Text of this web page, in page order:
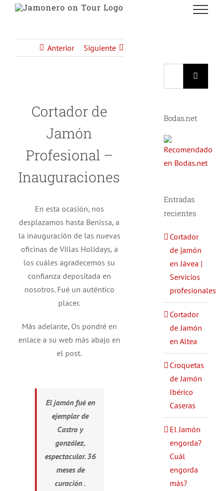
Saltar
Anterior
Siguiente
Cortador de
Jamón
Profesional –
Inauguraciones
En esta ocasión, nos
desplazamos hasta Benissa, a
la inauguración de las nuevas
oficinas de Villas Holidays, a
los cuáles agradecemos su
confianza depositada en
nosotros. Fué un auténtico
placer.
Más adelante, Os pondré en
enlace a su web más abajo en
el post.
El jamón fué en
ejemplar de
Castro y
gonzález,
espectacular. 36
meses de
curación .
Bodas.net
Entradas
recientes
Cortador
de jamón
en Jávea |
Servicios
profesionales
Cortador
de Jamón
en Altea
Croquetas
de Jamón
Ibérico
Caseras
El Jamón
engorda?
Cuál
engorda
más?